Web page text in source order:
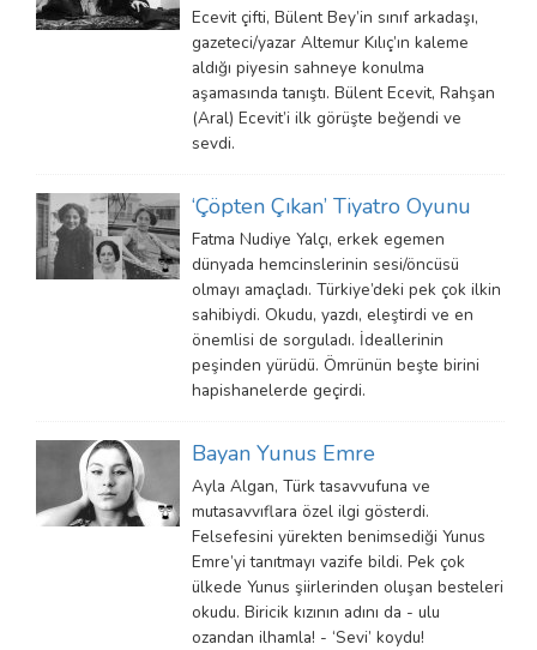
Ecevit çifti, Bülent Bey’in sınıf arkadaşı,
gazeteci/yazar Altemur Kılıç’ın kaleme
aldığı piyesin sahneye konulma
aşamasında tanıştı. Bülent Ecevit, Rahşan
(Aral) Ecevit’i ilk görüşte beğendi ve
sevdi.
‘Çöpten Çıkan’ Tiyatro Oyunu
Fatma Nudiye Yalçı, erkek egemen
dünyada hemcinslerinin sesi/öncüsü
olmayı amaçladı. Türkiye’deki pek çok ilkin
sahibiydi. Okudu, yazdı, eleştirdi ve en
önemlisi de sorguladı. İdeallerinin
peşinden yürüdü. Ömrünün beşte birini
hapishanelerde geçirdi.
Bayan Yunus Emre
Ayla Algan, Türk tasavvufuna ve
mutasavvıflara özel ilgi gösterdi.
Felsefesini yürekten benimsediği Yunus
Emre’yi tanıtmayı vazife bildi. Pek çok
ülkede Yunus şiirlerinden oluşan besteleri
okudu. Biricik kızının adını da - ulu
ozandan ilhamla! - ‘Sevi’ koydu!